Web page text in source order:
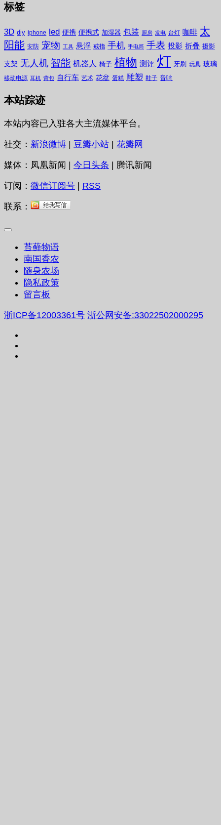
标签
3D diy iphone led 便携 便携式 加湿器 包装 厨房 发电 台灯 咖啡 太
阳能 安防 宠物 工具 悬浮 戒指 手机 手电筒 手表 投影 折叠 摄影
支架 无人机 智能 机器人 椅子 植物 测评 灯 牙刷 玩具 玻璃
移动电源 耳机 背包 自行车 艺术 花盆 蛋糕 雕塑 鞋子 音响
本站踪迹
本站内容已入驻各大主流媒体平台。
社交： 新浪微博 豆瓣小站 花瓣网
媒体：凤凰新闻 | 今日头条 | 腾讯新闻
订阅： 微信订阅号 RSS
联系：
苔藓物语
南国香农
随身农场
隐私政策
留言板
浙ICP备12003361号 浙公网安备:33022502000295